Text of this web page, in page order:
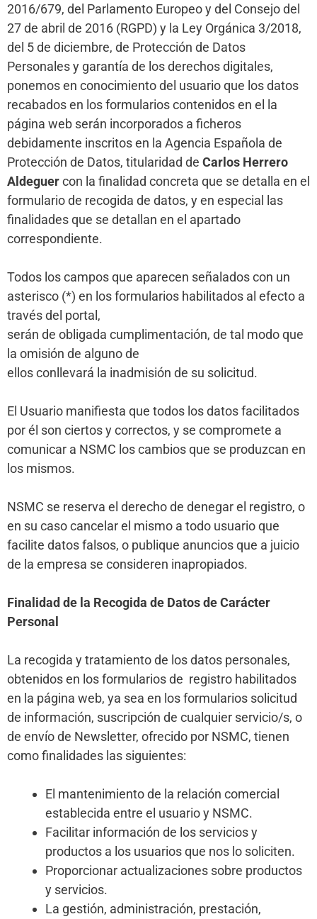
2016/679, del Parlamento Europeo y del Consejo del
27 de abril de 2016 (RGPD) y la Ley Orgánica 3/2018,
del 5 de diciembre, de Protección de Datos
Personales y garantía de los derechos digitales,
ponemos en conocimiento del usuario que los datos
recabados en los formularios contenidos en el la
página web serán incorporados a ficheros
debidamente inscritos en la Agencia Española de
Protección de Datos, titularidad de Carlos Herrero
Aldeguercon la finalidad concreta que se detalla en el
formulario de recogida de datos, y en especial las
finalidades que se detallan en el apartado
correspondiente.
Todos los campos que aparecen señalados con un
asterisco (*) en los formularios habilitados al efecto a
través del portal,
serán de obligada cumplimentación, de tal modo que
la omisión de alguno de
ellos conllevará la inadmisión de su solicitud.
El Usuario manifiesta que todos los datos facilitados
por él son ciertos y correctos, y se compromete a
comunicar a NSMC los cambios que se produzcan en
los mismos.
NSMC se reserva el derecho de denegar el registro, o
en su caso cancelar el mismo a todo usuario que
facilite datos falsos, o publique anuncios que a juicio
de la empresa se consideren inapropiados.
Finalidad de la Recogida de Datos de Carácter
Personal
La recogida y tratamiento de los datos personales,
obtenidos en los formularios de registro habilitados
en la página web, ya sea en los formularios solicitud
de información, suscripción de cualquier servicio/s, o
de envío de Newsletter, ofrecido por NSMC, tienen
como finalidades las siguientes:
El mantenimiento de la relación comercial
establecida entre el usuario y NSMC.
Facilitar información de los servicios y
productos a los usuarios que nos lo soliciten.
Proporcionar actualizaciones sobre productos
y servicios.
La gestión, administración, prestación,